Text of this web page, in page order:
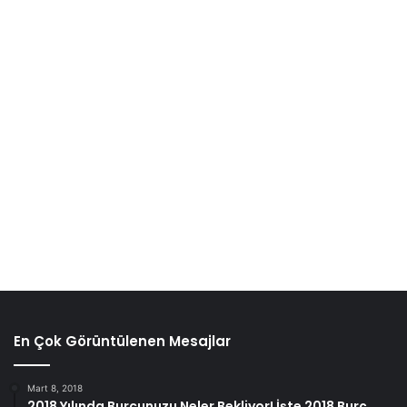
En Çok Görüntülenen Mesajlar
Mart 8, 2018